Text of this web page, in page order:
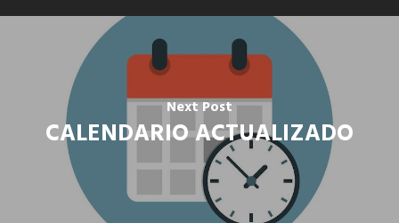
Next Post
CALENDARIO ACTUALIZADO